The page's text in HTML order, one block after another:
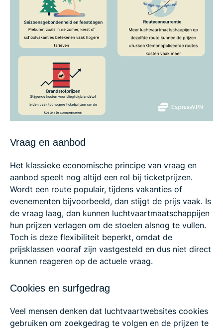
Vraag en aanbod
Het klassieke economische principe van vraag en
aanbod speelt nog altijd een rol bij ticketprijzen.
Wordt een route populair, tijdens vakanties of
evenementen bijvoorbeeld, dan stijgt de prijs vaak. Is
de vraag laag, dan kunnen luchtvaartmaatschappijen
hun prijzen verlagen om de stoelen alsnog te vullen.
Toch is deze flexibiliteit beperkt, omdat de
prijsklassen vooraf zijn vastgesteld en dus niet direct
kunnen reageren op de actuele vraag.
Cookies en surfgedrag
Veel mensen denken dat luchtvaartwebsites cookies
gebruiken om zoekgedrag te volgen en de prijzen te